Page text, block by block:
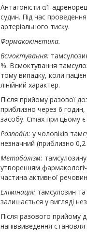
Антагоністи α1 -
судин. Під час
артеріального тиску.
Фармакокінетика.
Всмоктування:
%. Всмоктування
тому випадку, коли
лінійний характер.
Після прийому разової
приблизно через 6 годин,
засобу. Cmaxпри цьому є
Розподіл: у чоловіків
незначний (приблизно 0,2
Метаболізм:
утворенням
частина активної
Елімінація: тамсулозин
залишається у вигляді
Після разового прийому
напіввиведення